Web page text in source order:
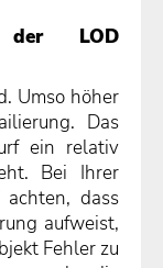
LOD
Umso höher
Das
ein relativ
Bei Ihrer
dass
aufweist,
Fehler zu